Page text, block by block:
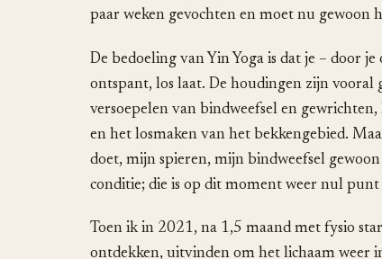
paar weken gevochten en moet nu gewoon
De bedoeling van Yin Yoga is dat je – door
ontspant, los laat. De houdingen zijn vooral
versoepelen van bindweefsel en
en het losmaken van het bekkengebied.
doet, mijn spieren, mijn bindweefsel
conditie; die is op dit moment weer nul
Toen ik in 2021, na 1,5 maand met fysio
ontdekken, uitvinden om het lichaam weer